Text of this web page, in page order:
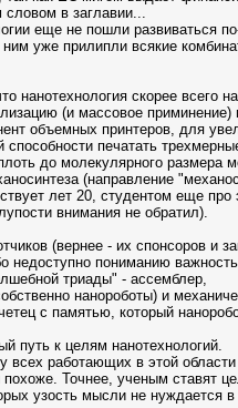
словом в заглавии...
еще не пошли развиваться
уже прилипли всякие
нанотехнология скорее всего
(и массовое приминение)
объемных принтеров, для
печатать
до молекулярного размера
(направление
лет 20, студентом еще про
внимания не обратил).
(вернее - их спонсоров и
недоступно пониманию
триады" - ассемблер,
нанороботы) и
с памятью, который
путь к целям нанотехнологий.
всех работающих в этой
Точнее, ученым ставят
узость мысли не нуждается в